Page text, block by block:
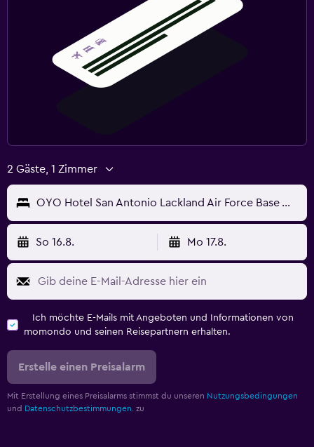
2 Gäste, 1 Zimmer
OYO Hotel San Antonio Lackland Air Force Base West
So 16.8. Mo 17.8.
Ich möchte E-Mails mit Angeboten und Informationen von
momondo und seinen Reisepartnern erhalten.
Erstelle einen Preisalarm
Mit Erstellung eines Preisalarms stimmst du unseren Nutzungsbedingungen
und Datenschutzbestimmungen. zu